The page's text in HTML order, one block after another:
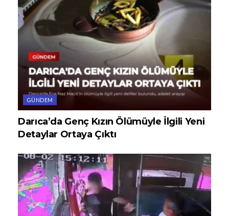
GÜNDEM
Darıca’da Genç Kızın Ölümüyle İlgili Yeni
Detaylar Ortaya Çıktı